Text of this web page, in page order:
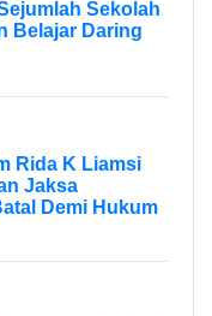
Sekolah
Belajar Daring
Rida K Liamsi
Jaksa
Demi Hukum